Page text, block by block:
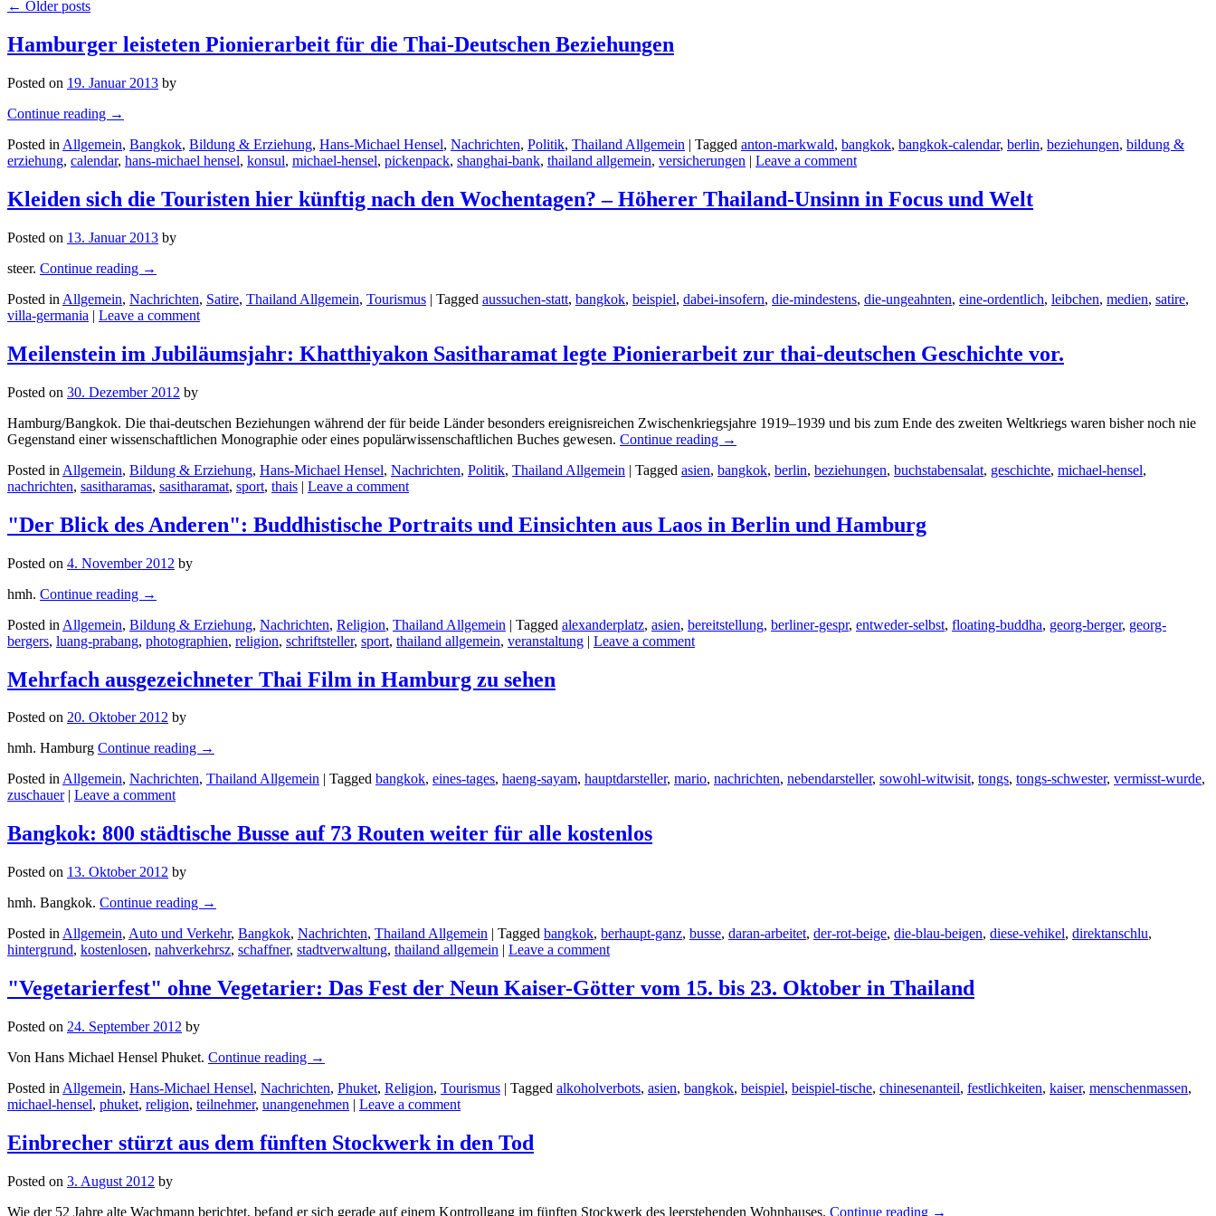
← Older posts
Hamburger leisteten Pionierarbeit für die Thai-Deutschen Beziehungen
Posted on 19. Januar 2013 by
Continue reading →
Posted in Allgemein, Bangkok, Bildung & Erziehung, Hans-Michael Hensel, Nachrichten, Politik, Thailand Allgemein | Tagged anton-markwald, bangkok, bangkok-calendar, berlin, beziehungen, bildung &
erziehung, calendar, hans-michael hensel, konsul, michael-hensel, pickenpack, shanghai-bank, thailand allgemein, versicherungen | Leave a comment
Kleiden sich die Touristen hier künftig nach den Wochentagen? – Höherer Thailand-Unsinn in Focus und Welt
Posted on 13. Januar 2013 by
steer. Continue reading →
Posted in Allgemein, Nachrichten, Satire, Thailand Allgemein, Tourismus | Tagged aussuchen-statt, bangkok, beispiel, dabei-insofern, die-mindestens, die-ungeahnten, eine-ordentlich, leibchen, medien, satire,
villa-germania | Leave a comment
Meilenstein im Jubiläumsjahr: Khatthiyakon Sasitharamat legte Pionierarbeit zur thai-deutschen Geschichte vor.
Posted on 30. Dezember 2012 by
Hamburg/Bangkok. Die thai-deutschen Beziehungen während der für beide Länder besonders ereignisreichen Zwischenkriegsjahre 1919–1939 und bis zum Ende des zweiten Weltkriegs waren bisher noch nie
Gegenstand einer wissenschaftlichen Monographie oder eines populärwissenschaftlichen Buches gewesen. Continue reading →
Posted in Allgemein, Bildung & Erziehung, Hans-Michael Hensel, Nachrichten, Politik, Thailand Allgemein | Tagged asien, bangkok, berlin, beziehungen, buchstabensalat, geschichte, michael-hensel,
nachrichten, sasitharamas, sasitharamat, sport, thais | Leave a comment
"Der Blick des Anderen": Buddhistische Portraits und Einsichten aus Laos in Berlin und Hamburg
Posted on 4. November 2012 by
hmh. Continue reading →
Posted in Allgemein, Bildung & Erziehung, Nachrichten, Religion, Thailand Allgemein | Tagged alexanderplatz, asien, bereitstellung, berliner-gespr, entweder-selbst, floating-buddha, georg-berger, georg-
bergers, luang-prabang, photographien, religion, schriftsteller, sport, thailand allgemein, veranstaltung | Leave a comment
Mehrfach ausgezeichneter Thai Film in Hamburg zu sehen
Posted on 20. Oktober 2012 by
hmh. Hamburg Continue reading →
Posted inAllgemein, Nachrichten, Thailand Allgemein | Tagged bangkok, eines-tages, haeng-sayam, hauptdarsteller, mario, nachrichten, nebendarsteller, sowohl-witwisit, tongs, tongs-schwester, vermisst-wurde,
zuschauer | Leave a comment
Bangkok: 800 städtische Busse auf 73 Routen weiter für alle kostenlos
Posted on 13. Oktober 2012 by
hmh. Bangkok. Continue reading →
Posted in Allgemein, Auto und Verkehr, Bangkok, Nachrichten, Thailand Allgemein | Tagged bangkok, berhaupt-ganz, busse, daran-arbeitet, der-rot-beige, die-blau-beigen, diese-vehikel, direktanschlu,
hintergrund, kostenlosen, nahverkehrsz, schaffner, stadtverwaltung, thailand allgemein | Leave a comment
"Vegetarierfest" ohne Vegetarier: Das Fest der Neun Kaiser-Götter vom 15. bis 23. Oktober in Thailand
Posted on 24. September 2012 by
Von Hans Michael Hensel Phuket. Continue reading →
Posted in Allgemein, Hans-Michael Hensel, Nachrichten, Phuket, Religion, Tourismus | Tagged alkoholverbots, asien, bangkok, beispiel, beispiel-tische, chinesenanteil, festlichkeiten, kaiser, menschenmassen,
michael-hensel, phuket, religion, teilnehmer, unangenehmen | Leave a comment
Einbrecher stürzt aus dem fünften Stockwerk in den Tod
Posted on 3. August 2012 by
Wie der 52 Jahre alte Wachmann berichtet, befand er sich gerade auf einem Kontrollgang im fünften Stockwerk des leerstehenden Wohnhauses. Continue reading →